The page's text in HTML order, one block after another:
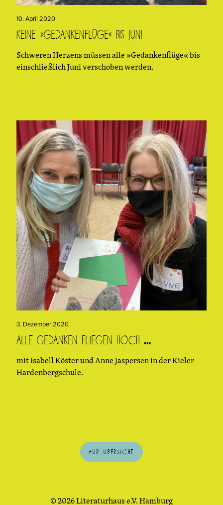
10. April 2020
Keine »Gedankenflüge« bis Juni
Schweren Herzens müssen alle »Gedankenflüge« bis
einschließlich Juni verschoben werden.
3. Dezember 2020
Alle Gedanken fliegen hoch …
mit Isabell Köster und Anne Jaspersen in der Kieler
Hardenbergschule.
Zur Übersicht
© 2026 Literaturhaus e.V. Hamburg